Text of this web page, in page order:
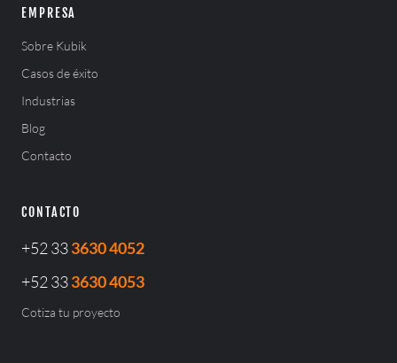
EMPRESA
Sobre Kubik
Casos de éxito
Industrias
Blog
Contacto
CONTACTO
+52 333630 4052
+52 333630 4053
Cotiza tu proyecto